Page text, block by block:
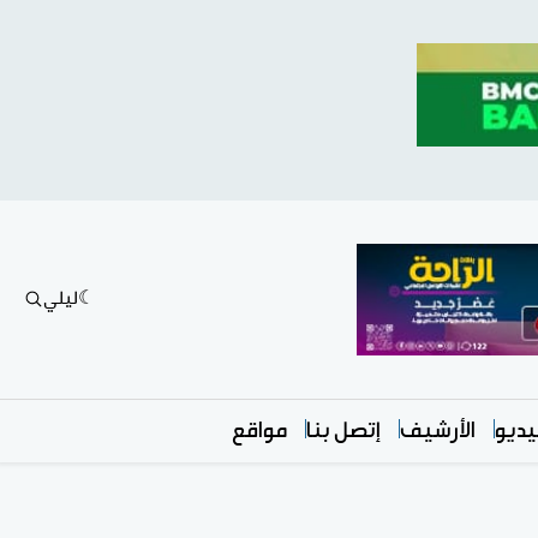
ليلي
الأرشيف إتصل بنا مواقع